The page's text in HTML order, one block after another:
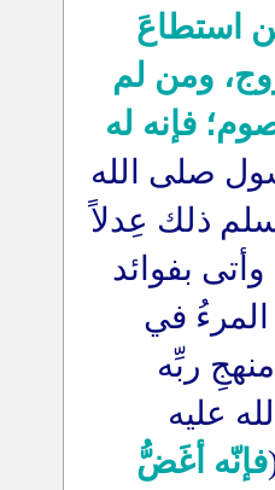
استطاعَ
ومن لم
فإنه له
صلى الله
ذلك عِدلاً
بفوائد
في
ربِّه
عليه
فإنّه أغَضُّ